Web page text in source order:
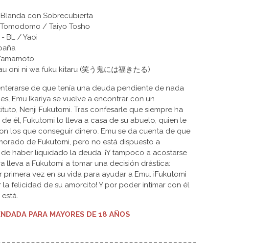
Blanda con Sobrecubierta
/ Taiyo Tosho
BL / Yaoi
oni ni wa fuku kitaru (笑う鬼には福きたる)
de que tenía una deuda pendiente de nada
Emu Ikariya se vuelve a encontrar con un
Nenji Fukutomi. Tras confesarle que siempre ha
él, Fukutomi lo lleva a casa de su abuelo, quien le
los que conseguir dinero. Emu se da cuenta de que
de Fukutomi, pero no está dispuesto a
haber liquidado la deuda. ¡Y tampoco a acostarse
lleva a Fukutomi a tomar una decisión drástica:
vez en su vida para ayudar a Emu. ¡Fukutomi
la felicidad de su amorcito! Y por poder intimar con él
PARA MAYORES DE 18 AÑOS